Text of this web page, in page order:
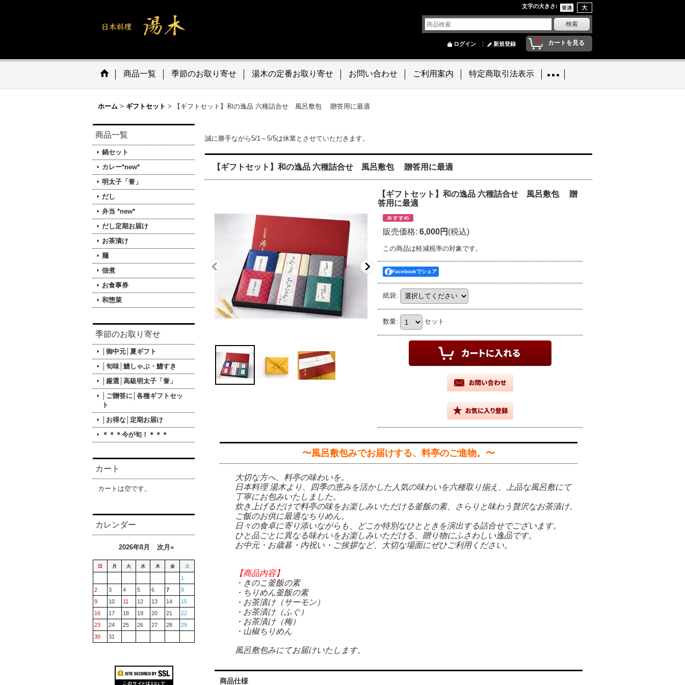
文字の大きさ :
0 カートを見る
ログイン 新規登録
商品一覧 季節のお取り寄せ 湯木の定番お取り寄せ お問い合わせ ご利用案内 特定商取引法表示
ホーム > ギフトセット > 【ギフトセット】和の逸品 六種詰合せ 風呂敷包 贈答用に最適
商品一覧
鍋セット
カレー*new*
明太子「誉」
だし
弁当 *new*
だし定期お届け
お茶漬け
麺
佃煮
お食事券
和惣菜
季節のお取り寄せ
│御中元│夏ギフト
│旬味│鱧しゃぶ・鱧すき
│厳選│高級明太子「誉」
│ご贈答に│各種ギフトセッ
ト
│お得な│定期お届け
＊＊＊今が旬！＊＊＊
カート
カートは空です。
カレンダー
2026年8月 次月»
日 月 火 水 木 金 土
1
2
3 4 5 6 7
8
9
10 11 12 13 14
15
16
17 18 19 20 21
22
23
24 25 26 27 28
29
30
31
誠に勝手ながら5/1～5/5は休業とさせていただきます。
【ギフトセット】和の逸品 六種詰合せ 風呂敷包 贈答用に最適
【ギフトセット】和の逸品 六種詰合せ 風呂敷包 贈
答用に最適
販売価格: 6,000円 (税込)
この商品は軽減税率の対象です。
Facebookでシェア
紙袋:
数量: セット
〜風呂敷包みでお届けする、料亭のご進物。〜
大切な方へ、料亭の味わいを。
日本料理 湯木より、四季の恵みを活かした人気の味わいを六種取り揃え、上品な風呂敷にて
丁寧にお包みいたしました。
炊き上げるだけで料亭の味をお楽しみいただける釜飯の素、さらりと味わう贅沢なお茶漬け、
ご飯のお供に最適なちりめん。
日々の食卓に寄り添いながらも、どこか特別なひとときを演出する詰合せでございます。
ひと品ごとに異なる味わいをお楽しみいただける、贈り物にふさわしい逸品です。
お中元・お歳暮・内祝い・ご挨拶など、大切な場面にぜひご利用ください。
【商品内容】
・きのこ釜飯の素
・ちりめん釜飯の素
・お茶漬け（サーモン）
・お茶漬け（ふぐ）
・ お茶漬け（梅）
・山椒ちりめん
風呂敷包みにてお届けいたします。
商品仕様